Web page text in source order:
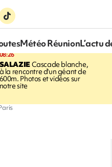
Météo RéunionL’actu
SALAZIECascade blanche,
à la rencontre d'un géant de
600m. Photos et vidéos sur
notre site